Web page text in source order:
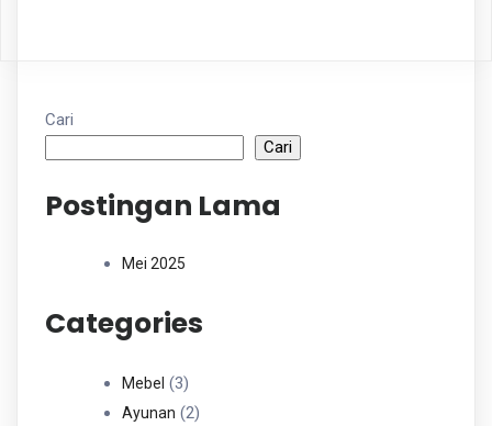
Cari
Cari
Postingan Lama
Mei 2025
Categories
Mebel 33
Produk
Ayunan 22